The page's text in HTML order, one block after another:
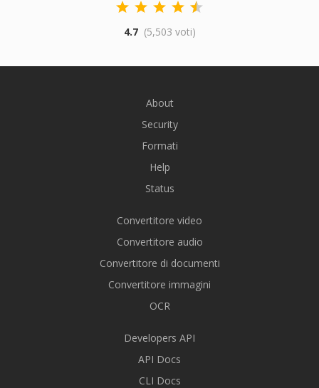
4.7 (5,503 voti)
About
Security
Formati
Help
Status
Convertitore video
Convertitore audio
Convertitore di documenti
Convertitore immagini
OCR
Developers API
API Docs
CLI Docs